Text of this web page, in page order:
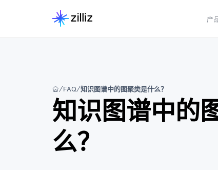
产
FAQ 知识图谱中的图聚类是什么？
知识图谱中的
么？